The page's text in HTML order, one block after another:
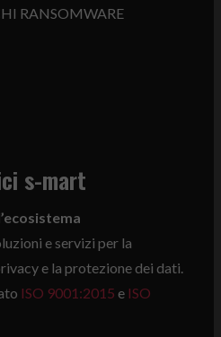
RANSOMWARE
s-mart
e servizi per la
e la protezione dei dati.
ISO 9001:2015 e ISO